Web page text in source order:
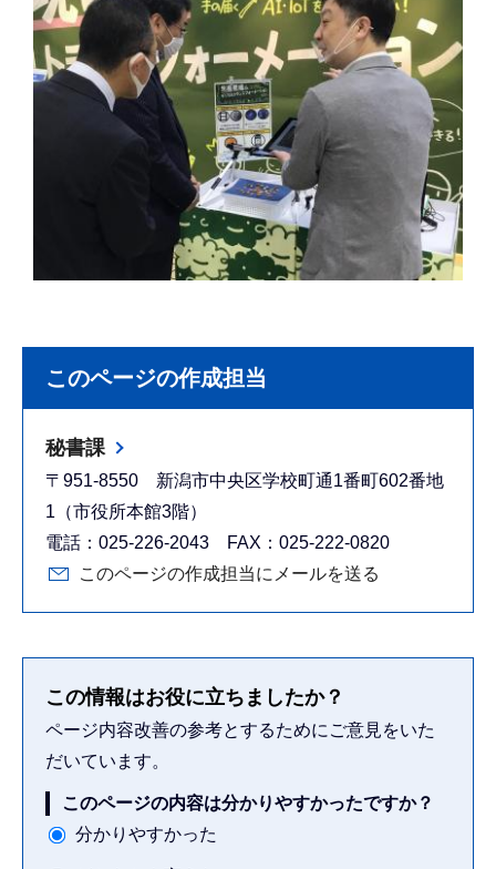
このページの作成担当
秘書課
〒951-8550 新潟市中央区学校町通1番町602番地
1（市役所本館3階）
電話：025-226-2043 FAX：025-222-0820
このページの作成担当にメールを送る
この情報はお役に立ちましたか？
ページ内容改善の参考とするためにご意見をいた
だいています。
このページの内容は分かりやすかったですか？
分かりやすかった